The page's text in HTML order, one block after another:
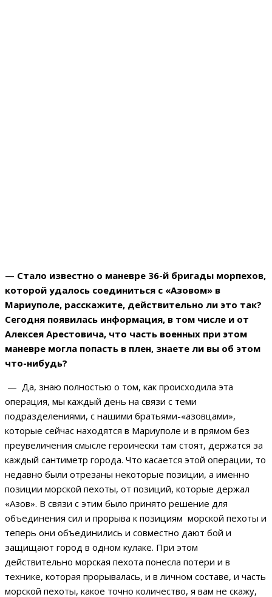
— Стало известно о маневре 36-й бригады морпехов,
которой удалось соединиться с «Азовом» в
Мариуполе, расскажите, действительно ли это так?
Сегодня появилась информация, в том числе и от
Алексея Арестовича, что часть военных при этом
маневре могла попасть в плен, знаете ли вы об этом
что-нибудь?
— Да, знаю полностью о том, как происходила эта
операция, мы каждый день на связи с теми
подразделениями, с нашими братьями-«азовцами»,
которые сейчас находятся в Мариуполе и в прямом без
преувеличения смысле героически там стоят, держатся за
каждый сантиметр города. Что касается этой операции, то
недавно были отрезаны некоторые позиции, а именно
позиции морской пехоты, от позиций, которые держал
«Азов». В связи с этим было принято решение для
объединения сил и прорыва к позициям морской пехоты и
теперь они объединились и совместно дают бой и
защищают город в одном кулаке. При этом
действительно морская пехота понесла потери и в
технике, которая прорывалась, и в личном составе, и часть
морской пехоты, какое точно количество, я вам не скажу,